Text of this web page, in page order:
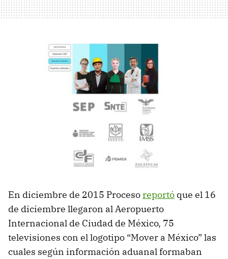
En diciembre de 2015 Procesoreportó que el 16
de diciembre llegaron al Aeropuerto
Internacional de Ciudad de México, 75
televisiones con el logotipo “Mover a México” las
cuales según información aduanal formaban